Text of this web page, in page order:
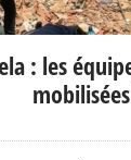
: les